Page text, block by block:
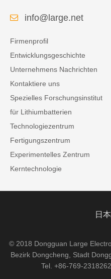
info@large.net
Firmenprofil
Entwicklungsgeschichte
Unternehmens Nachrichten
Kontaktiere uns
Spezielles Forschungsinstitut
für Lithiumbatterien
Technologiezentrum
Fertigungszentrum
Experimentelles Zentrum
Kerntechnologie
日
© 2018 Dongguan Large
Bezirk Dongcheng, Stadt
Tel. +86-769-